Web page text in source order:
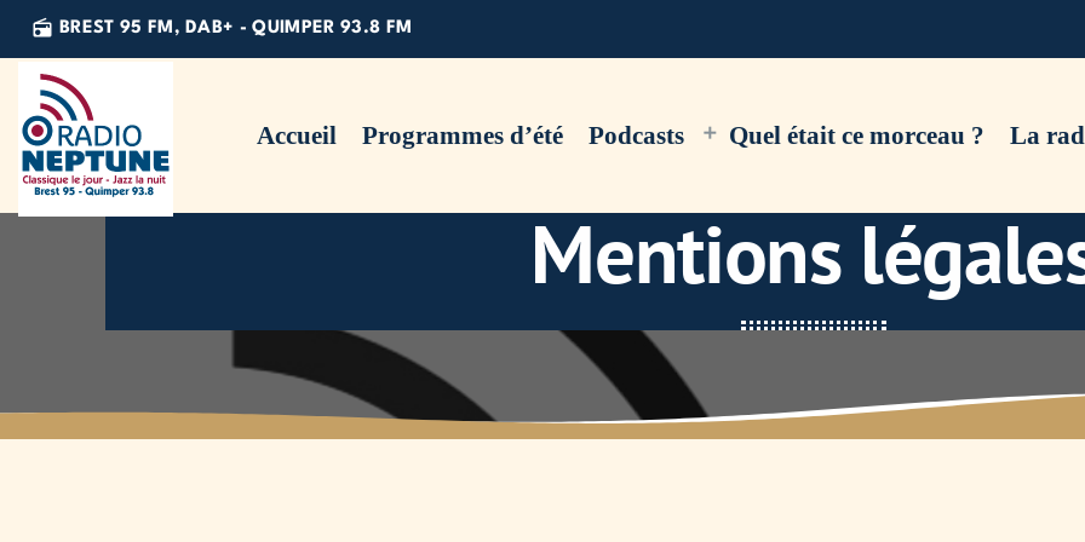
radio BREST 95 FM, DAB+ - QUIMPER 93.8 FM
Accueil Programmes d’été Podcasts Quel était ce morceau ? La
Mentions